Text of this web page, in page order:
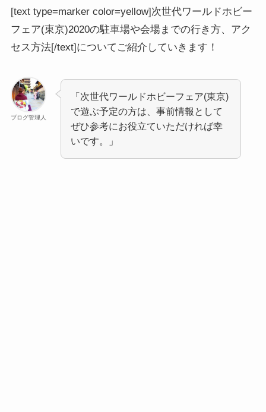
[text type=marker color=yellow]次世代ワールドホビー
フェア(東京)2020の駐車場や会場までの行き方、アク
セス方法[/text]についてご紹介していきます！
ブログ管理人
「次世代ワールドホビーフェア(東京)
で遊ぶ予定の方は、事前情報として
ぜひ参考にお役立ていただければ幸
いです。」